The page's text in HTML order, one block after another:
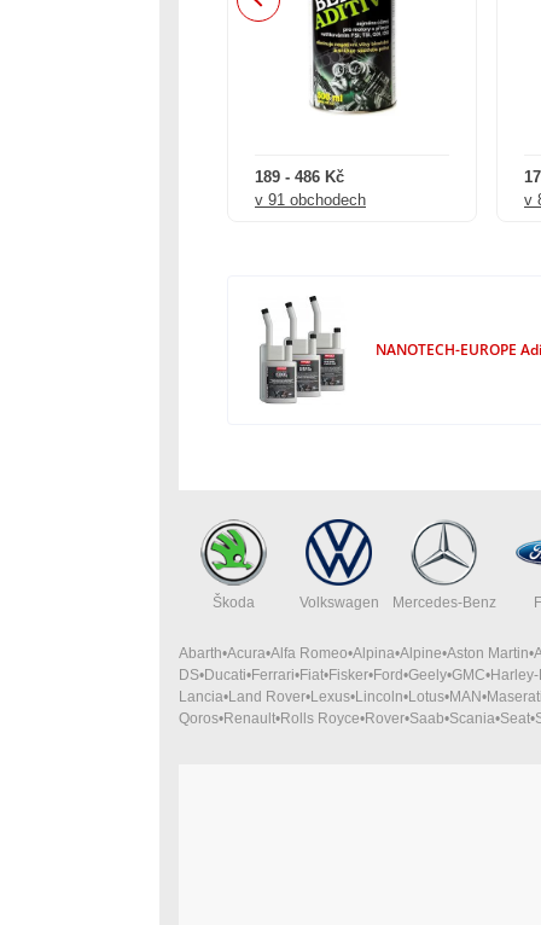
189 - 486 Kč
v 91 obchodech
v
NANOTECH-EUROPE
Škoda Volkswagen Mercedes-Benz
Abarth Acura Alfa Romeo Alpina Alpine Aston Martin
DS Ducati Ferrari Fiat Fisker Ford Geely GMC
Lancia Land Rover Lexus Lincoln Lotus MAN Maserati
Qoros Renault Rolls Royce Rover Saab Scania Seat